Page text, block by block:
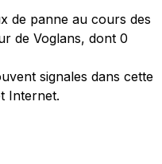
de panne au cours des
de Voglans, dont 0
signales dans cette
Internet.